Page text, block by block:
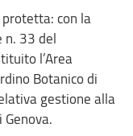
con la
n. 33 del
l’Area
Botanico di
gestione alla